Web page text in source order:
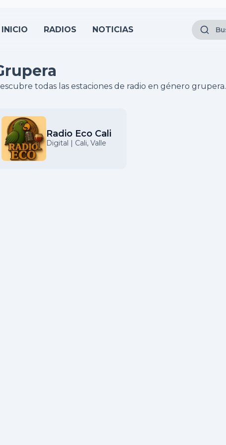
INICIO RADIOS NOTICIAS
todas las estaciones de radio en género grupera.
Radio Eco Cali
Digital | Cali, Valle